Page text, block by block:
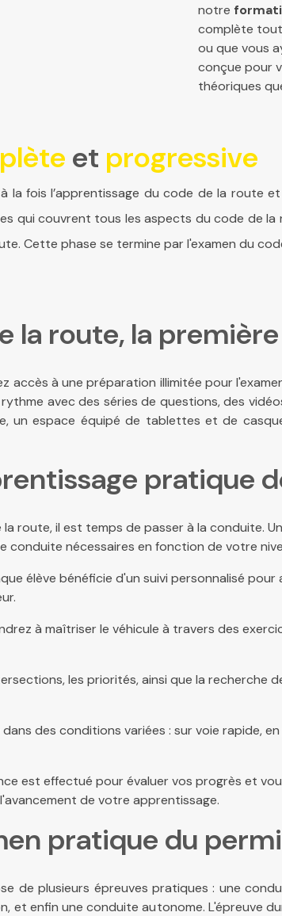
notre
complète
ou que vous
conçue pour
théoriques
et progressive
la fois l’apprentissage du code de la route
qui couvrent tous les aspects du code de
Cette phase se termine par l'examen du
la route, la
accès à une préparation illimitée pour
avec des séries de questions, des
un espace équipé de tablettes et de
pratique
route, il est temps de passer à la conduite.
conduite nécessaires en fonction de votre
élève bénéficie d'un suivi personnalisé
à maîtriser le véhicule à travers des
les priorités, ainsi que la
des conditions variées : sur voie rapide,
est effectué pour évaluer vos progrès et
de votre apprentissage.
pratique du
de plusieurs épreuves pratiques : une
et enfin une conduite autonome. L'épreuve